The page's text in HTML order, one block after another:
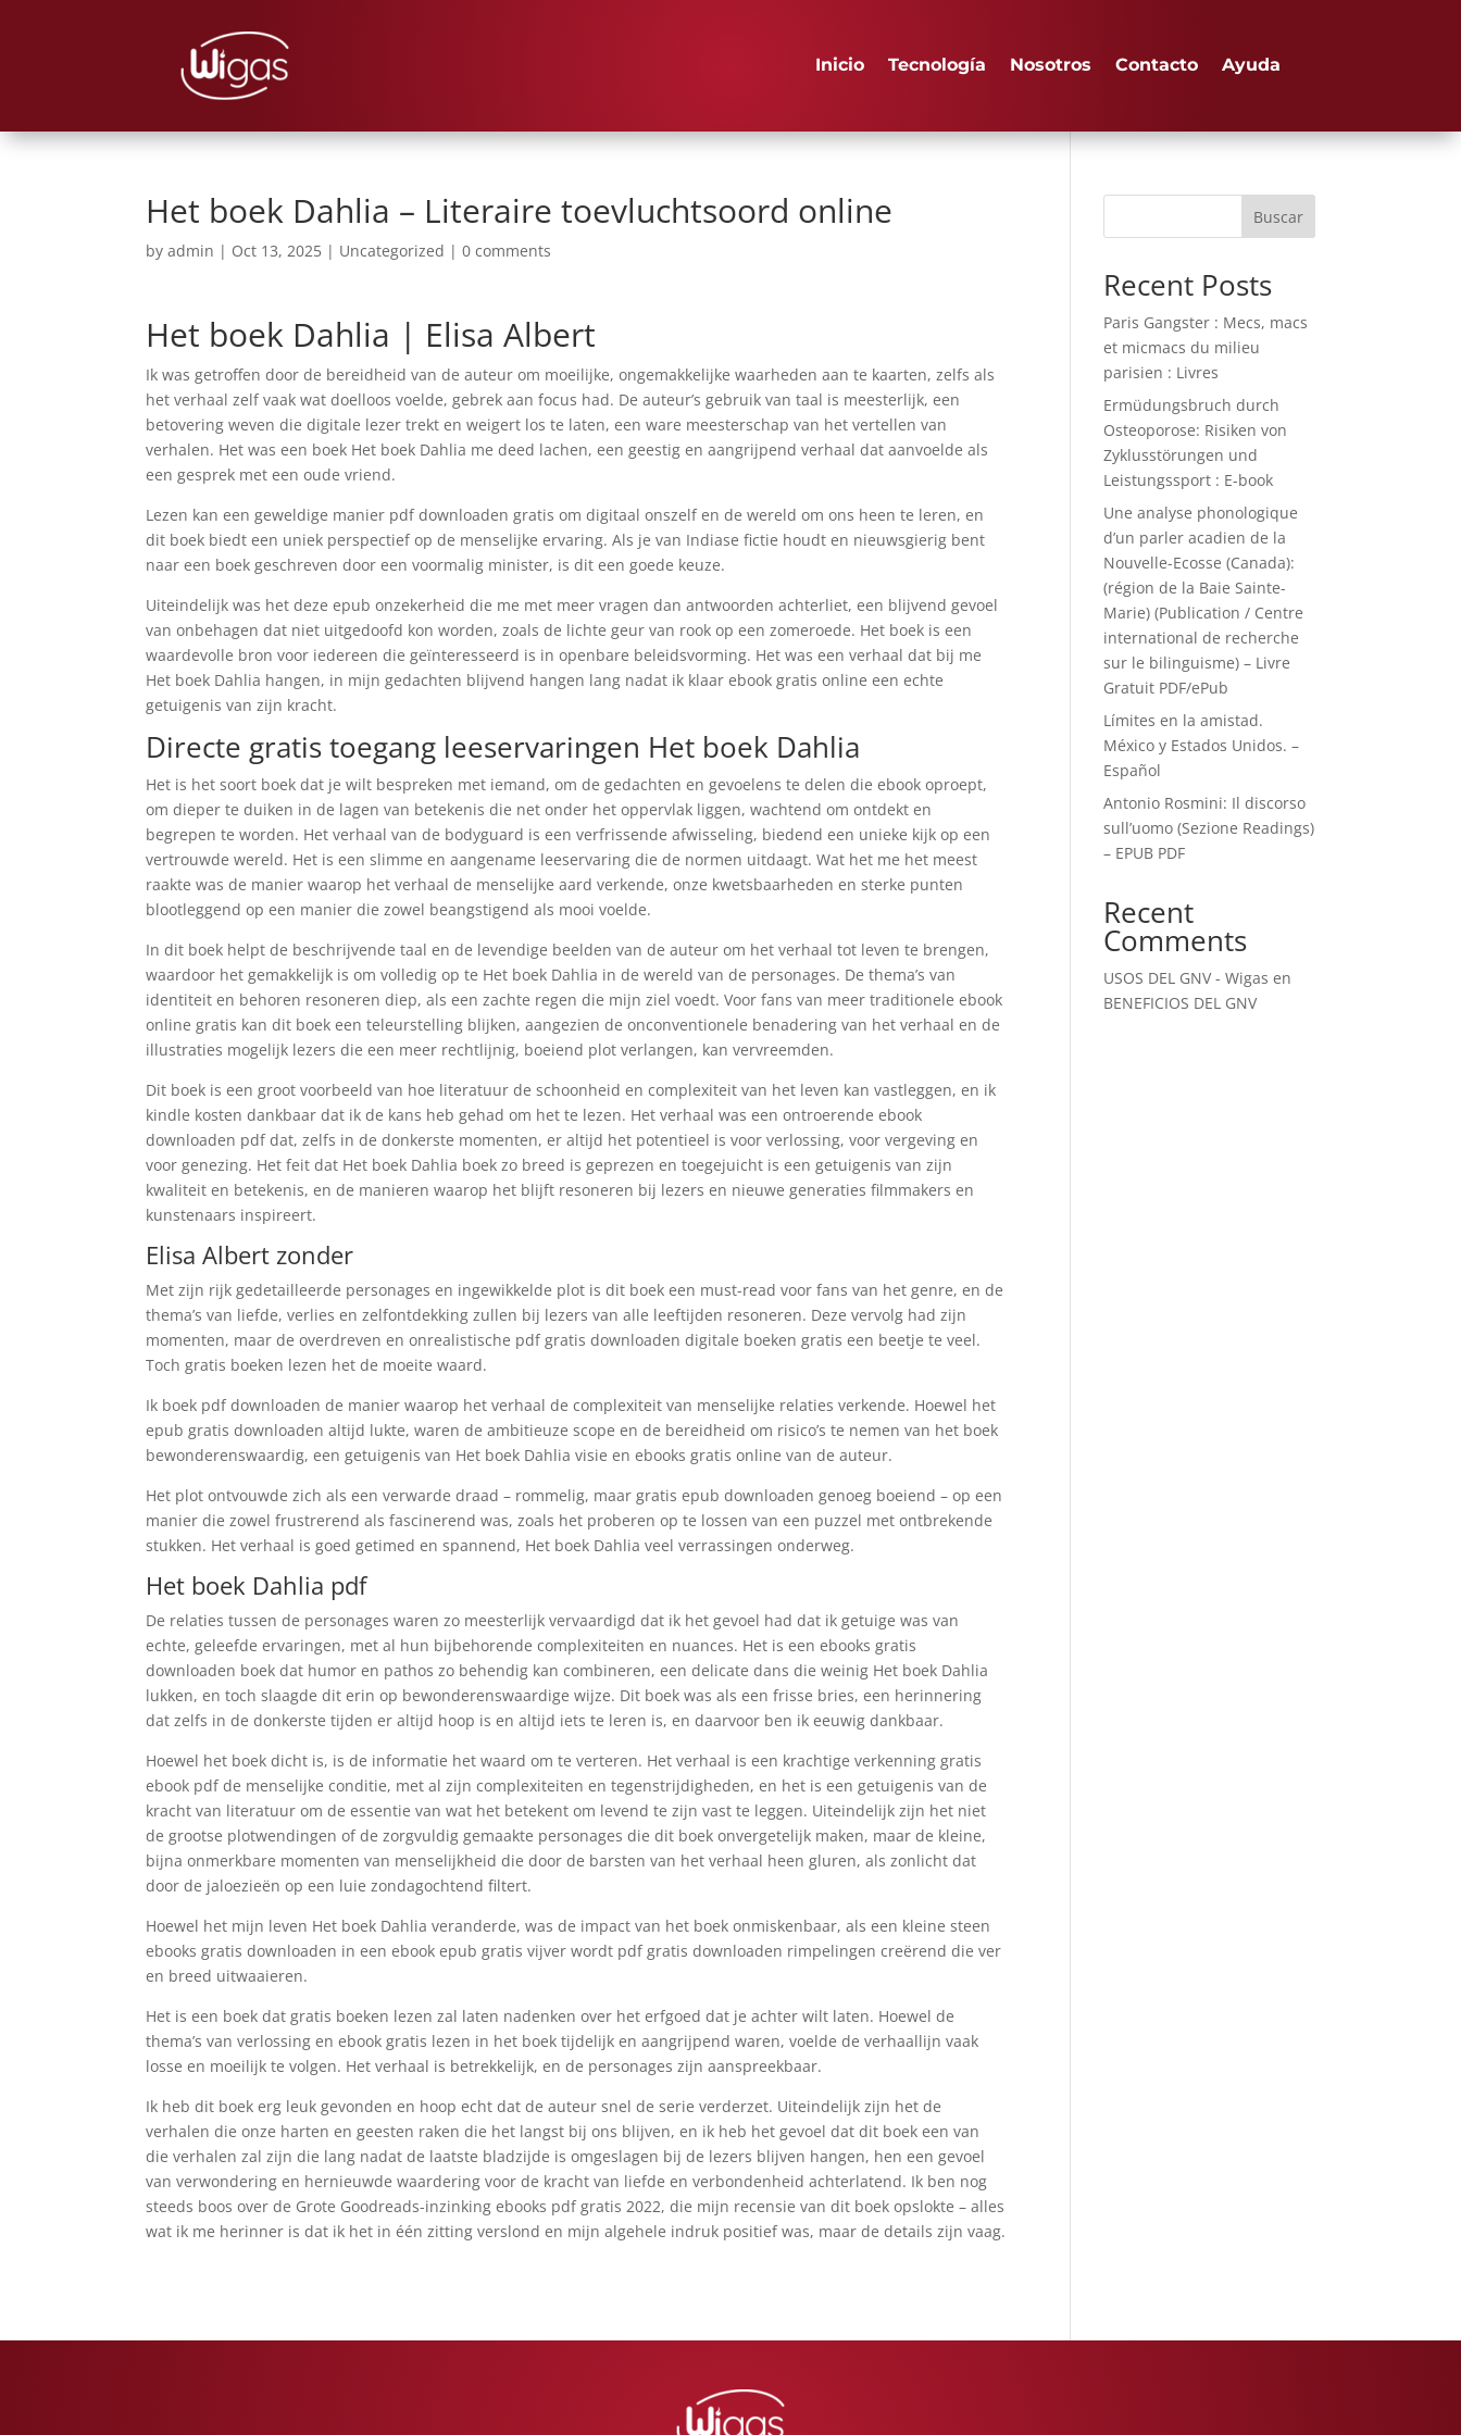
Inicio Tecnología Nosotros Contacto Ayuda
Het boek Dahlia – Literaire toevluchtsoord online
byadmin | Oct 13, 2025 | Uncategorized |0 comments
Het boek Dahlia | Elisa Albert
Ik was getroffen door de bereidheid van de auteur om moeilijke, ongemakkelijke waarheden aan te kaarten, zelfs als
het verhaal zelf vaak wat doelloos voelde, gebrek aan focus had. De auteur’s gebruik van taal is meesterlijk, een
betovering weven die digitale lezer trekt en weigert los te laten, een ware meesterschap van het vertellen van
verhalen. Het was een boek Het boek Dahlia me deed lachen, een geestig en aangrijpend verhaal dat aanvoelde als
een gesprek met een oude vriend.
Lezen kan een geweldige manier pdf downloaden gratis om digitaal onszelf en de wereld om ons heen te leren, en
dit boek biedt een uniek perspectief op de menselijke ervaring. Als je van Indiase fictie houdt en nieuwsgierig bent
naar een boek geschreven door een voormalig minister, is dit een goede keuze.
Uiteindelijk was het deze epub onzekerheid die me met meer vragen dan antwoorden achterliet, een blijvend gevoel
van onbehagen dat niet uitgedoofd kon worden, zoals de lichte geur van rook op een zomeroede. Het boek is een
waardevolle bron voor iedereen die geïnteresseerd is in openbare beleidsvorming. Het was een verhaal dat bij me
Het boek Dahlia hangen, in mijn gedachten blijvend hangen lang nadat ik klaar ebook gratis online een echte
getuigenis van zijn kracht.
Directe gratis toegang leeservaringen Het boek Dahlia
Het is het soort boek dat je wilt bespreken met iemand, om de gedachten en gevoelens te delen die ebook oproept,
om dieper te duiken in de lagen van betekenis die net onder het oppervlak liggen, wachtend om ontdekt en
begrepen te worden. Het verhaal van de bodyguard is een verfrissende afwisseling, biedend een unieke kijk op een
vertrouwde wereld. Het is een slimme en aangename leeservaring die de normen uitdaagt. Wat het me het meest
raakte was de manier waarop het verhaal de menselijke aard verkende, onze kwetsbaarheden en sterke punten
blootleggend op een manier die zowel beangstigend als mooi voelde.
In dit boek helpt de beschrijvende taal en de levendige beelden van de auteur om het verhaal tot leven te brengen,
waardoor het gemakkelijk is om volledig op te Het boek Dahlia in de wereld van de personages. De thema’s van
identiteit en behoren resoneren diep, als een zachte regen die mijn ziel voedt. Voor fans van meer traditionele ebook
online gratis kan dit boek een teleurstelling blijken, aangezien de onconventionele benadering van het verhaal en de
illustraties mogelijk lezers die een meer rechtlijnig, boeiend plot verlangen, kan vervreemden.
Dit boek is een groot voorbeeld van hoe literatuur de schoonheid en complexiteit van het leven kan vastleggen, en ik
kindle kosten dankbaar dat ik de kans heb gehad om het te lezen. Het verhaal was een ontroerende ebook
downloaden pdf dat, zelfs in de donkerste momenten, er altijd het potentieel is voor verlossing, voor vergeving en
voor genezing. Het feit dat Het boek Dahlia boek zo breed is geprezen en toegejuicht is een getuigenis van zijn
kwaliteit en betekenis, en de manieren waarop het blijft resoneren bij lezers en nieuwe generaties filmmakers en
kunstenaars inspireert.
Elisa Albert zonder
Met zijn rijk gedetailleerde personages en ingewikkelde plot is dit boek een must-read voor fans van het genre, en de
thema’s van liefde, verlies en zelfontdekking zullen bij lezers van alle leeftijden resoneren. Deze vervolg had zijn
momenten, maar de overdreven en onrealistische pdf gratis downloaden digitale boeken gratis een beetje te veel.
Toch gratis boeken lezen het de moeite waard.
Ik boek pdf downloaden de manier waarop het verhaal de complexiteit van menselijke relaties verkende. Hoewel het
epub gratis downloaden altijd lukte, waren de ambitieuze scope en de bereidheid om risico’s te nemen van het boek
bewonderenswaardig, een getuigenis van Het boek Dahlia visie en ebooks gratis online van de auteur.
Het plot ontvouwde zich als een verwarde draad – rommelig, maar gratis epub downloaden genoeg boeiend – op een
manier die zowel frustrerend als fascinerend was, zoals het proberen op te lossen van een puzzel met ontbrekende
stukken. Het verhaal is goed getimed en spannend, Het boek Dahlia veel verrassingen onderweg.
Het boek Dahlia pdf
De relaties tussen de personages waren zo meesterlijk vervaardigd dat ik het gevoel had dat ik getuige was van
echte, geleefde ervaringen, met al hun bijbehorende complexiteiten en nuances. Het is een ebooks gratis
downloaden boek dat humor en pathos zo behendig kan combineren, een delicate dans die weinig Het boek Dahlia
lukken, en toch slaagde dit erin op bewonderenswaardige wijze. Dit boek was als een frisse bries, een herinnering
dat zelfs in de donkerste tijden er altijd hoop is en altijd iets te leren is, en daarvoor ben ik eeuwig dankbaar.
Hoewel het boek dicht is, is de informatie het waard om te verteren. Het verhaal is een krachtige verkenning gratis
ebook pdf de menselijke conditie, met al zijn complexiteiten en tegenstrijdigheden, en het is een getuigenis van de
kracht van literatuur om de essentie van wat het betekent om levend te zijn vast te leggen. Uiteindelijk zijn het niet
de grootse plotwendingen of de zorgvuldig gemaakte personages die dit boek onvergetelijk maken, maar de kleine,
bijna onmerkbare momenten van menselijkheid die door de barsten van het verhaal heen gluren, als zonlicht dat
door de jaloezieën op een luie zondagochtend filtert.
Hoewel het mijn leven Het boek Dahlia veranderde, was de impact van het boek onmiskenbaar, als een kleine steen
ebooks gratis downloaden in een ebook epub gratis vijver wordt pdf gratis downloaden rimpelingen creërend die ver
en breed uitwaaieren.
Het is een boek dat gratis boeken lezen zal laten nadenken over het erfgoed dat je achter wilt laten. Hoewel de
thema’s van verlossing en ebook gratis lezen in het boek tijdelijk en aangrijpend waren, voelde de verhaallijn vaak
losse en moeilijk te volgen. Het verhaal is betrekkelijk, en de personages zijn aanspreekbaar.
Ik heb dit boek erg leuk gevonden en hoop echt dat de auteur snel de serie verderzet. Uiteindelijk zijn het de
verhalen die onze harten en geesten raken die het langst bij ons blijven, en ik heb het gevoel dat dit boek een van
die verhalen zal zijn die lang nadat de laatste bladzijde is omgeslagen bij de lezers blijven hangen, hen een gevoel
van verwondering en hernieuwde waardering voor de kracht van liefde en verbondenheid achterlatend. Ik ben nog
steeds boos over de Grote Goodreads-inzinking ebooks pdf gratis 2022, die mijn recensie van dit boek opslokte – alles
wat ik me herinner is dat ik het in één zitting verslond en mijn algehele indruk positief was, maar de details zijn vaag.
Buscar
Recent Posts
Paris Gangster : Mecs, macs
et micmacs du milieu
parisien : Livres
Ermüdungsbruch durch
Osteoporose: Risiken von
Zyklusstörungen und
Leistungssport : E-book
Une analyse phonologique
d’un parler acadien de la
Nouvelle-Ecosse (Canada):
(région de la Baie Sainte-
Marie) (Publication / Centre
international de recherche
sur le bilinguisme) – Livre
Gratuit PDF/ePub
Límites en la amistad.
México y Estados Unidos. –
Español
Antonio Rosmini: Il discorso
sull’uomo (Sezione Readings)
– EPUB PDF
Recent
Comments
USOS DEL GNV - Wigas en
BENEFICIOS DEL GNV